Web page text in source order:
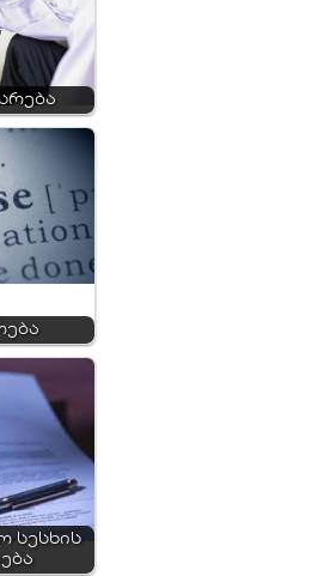
სესხის